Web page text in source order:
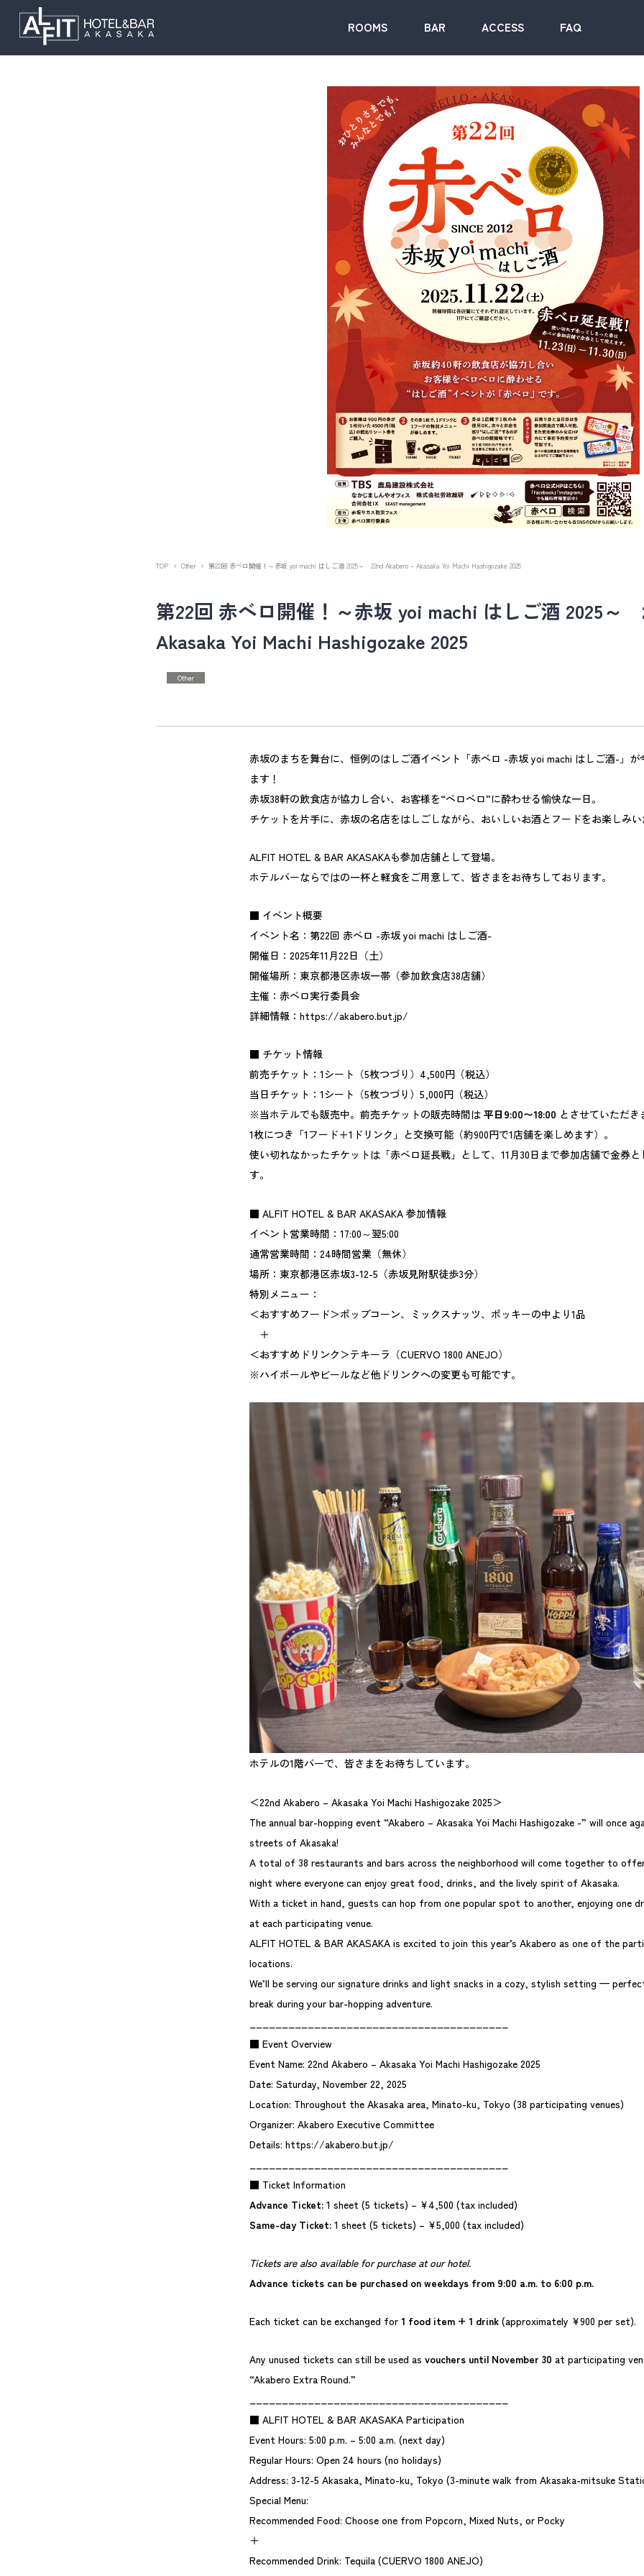
ROOMS BAR ACCESS FAQ
TOP Other 第22回 赤ベロ開催！～赤坂 yoi machi はしご酒 2025～ 22nd Akabero – Akasaka Yoi Machi Hashigozake 2025
第22回 赤ベロ開催！～赤坂 yoi machi はしご酒 2025～
Akasaka Yoi Machi Hashigozake 2025
Other
赤坂のまちを舞台に、恒例のはしご酒イベント「赤ベロ -赤坂 yoi machi はしご酒-」が
ます！
赤坂38軒の飲食店が協力し合い、お客様を“ベロベロ”に酔わせる愉快な一日。
チケットを片手に、赤坂の名店をはしごしながら、おいしいお酒とフードをお楽しみい
ALFIT HOTEL & BAR AKASAKAも参加店舗として登場。
ホテルバーならではの一杯と軽食をご用意して、皆さまをお待ちしております。
■ イベント概要
イベント名：第22回 赤ベロ -赤坂 yoi machi はしご酒-
開催日：2025年11月22日（土）
開催場所：東京都港区赤坂一帯（参加飲食店38店舗）
主催：赤ベロ実行委員会
詳細情報： https://akabero.but.jp/
■ チケット情報
前売チケット：1シート（5枚つづり）4,500円（税込）
当日チケット：1シート（5枚つづり）5,000円（税込）
※当ホテルでも販売中。前売チケットの販売時間は 平日9:00〜18:00 とさせていただき
1枚につき「1フード＋1ドリンク」と交換可能（約900円で1店舗を楽しめます）。
使い切れなかったチケットは「赤ベロ延長戦」として、11月30日まで参加店舗で金券
す。
■ ALFIT HOTEL & BAR AKASAKA 参加情報
イベント営業時間：17:00～翌5:00
通常営業時間：24時間営業（無休）
場所：東京都港区赤坂3-12-5（赤坂見附駅徒歩3分）
特別メニュー：
＜おすすめフード＞ポップコーン、ミックスナッツ、ポッキーの中より1品
＋
＜おすすめドリンク＞テキーラ（CUERVO 1800 ANEJO）
※ハイボールやビールなど他ドリンクへの変更も可能です。
ホテルの1階バーで、皆さまをお待ちしています。
＜22nd Akabero – Akasaka Yoi Machi Hashigozake 2025＞
The annual bar-hopping event “Akabero – Akasaka Yoi Machi Hashigozake -” will once
streets of Akasaka!
A total of 38 restaurants and bars across the neighborhood will come together to
night where everyone can enjoy great food, drinks, and the lively spirit of Akasaka.
With a ticket in hand, guests can hop from one popular spot to another, enjoying one
at each participating venue.
ALFIT HOTEL & BAR AKASAKA is excited to join this year’s Akabero as one of the
locations.
We’ll be serving our signature drinks and light snacks in a cozy, stylish setting —
break during your bar-hopping adventure.
■ Event Overview
Event Name: 22nd Akabero – Akasaka Yoi Machi Hashigozake 2025
Date: Saturday, November 22, 2025
Location: Throughout the Akasaka area, Minato-ku, Tokyo (38 participating venues)
Organizer: Akabero Executive Committee
Details: https://akabero.but.jp/
■ Ticket Information
Advance Ticket:1 sheet (5 tickets) – ¥4,500 (tax included)
Same-day Ticket:1 sheet (5 tickets) – ¥5,000 (tax included)
Tickets are also available for purchase at our hotel.
Advance tickets can be purchased on weekdays from 9:00 a.m. to 6:00 p.m.
Each ticket can be exchanged for 1 food item + 1 drink(approximately ¥900 per set).
Any unused tickets can still be used as vouchers until November 30 at participating
“Akabero Extra Round.”
■ ALFIT HOTEL & BAR AKASAKA Participation
Event Hours: 5:00 p.m. – 5:00 a.m. (next day)
Regular Hours: Open 24 hours (no holidays)
Address: 3-12-5 Akasaka, Minato-ku, Tokyo (3-minute walk from Akasaka-mitsuke
Special Menu:
Recommended Food: Choose one from Popcorn, Mixed Nuts, or Pocky
＋
Recommended Drink: Tequila (CUERVO 1800 ANEJO)